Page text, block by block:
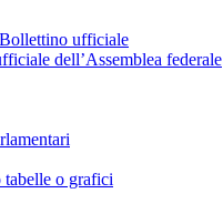
ufficiale
dell’Assemblea federale
tabelle o grafici